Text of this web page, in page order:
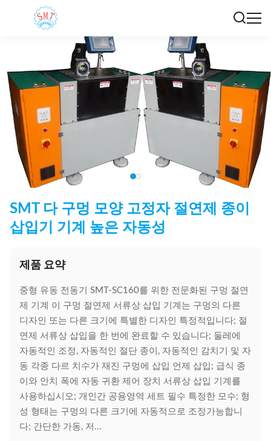
SMT 다 구멍 모양 고정자 절연제 종이
삽입기 기계 높은 자동성
제품 요약
중형 유동 전동기 SMT-SC160를 위한 전문화된 구멍 절연
제 기계 이 구멍 절연제 서류상 삽입 기계는 구멍의 다른
디자인 또는 다른 크기에 특별한 디자인 특정적입니다; 절
연제 서류상 삽입을 한 번에 완료할 수 있습니다; 둘레에
자동적인 조정, 자동적인 절단 종이, 자동적인 감치기 및 자
동 각종 다르 치수가 재진 구멍에 삽입 언제 삽입; 급식 종
이와 안치 폭에 자동 귀환 제어 장치 서류상 삽입 기계를
사용하십시오; 개인간 공용영역 세트 필수 특정한 모수; 형
성 형태는 구멍의 다른 크기에 자동적으로 조정가능합니
다; 간단한 가동, 저...